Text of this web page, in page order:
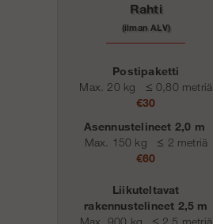
Rahti
(ilman ALV)
Postipaketti
Max. 20 kg
≤ 0,80 metriä
€30
Asennustelineet 2,0 m
Max. 150 kg ≤ 2 metriä
€60
Liikuteltavat
rakennustelineet 2,5 m
Max. 900 kg
≤ 2,5 metriä